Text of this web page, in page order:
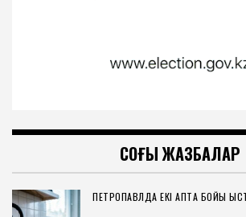
СОҢҒЫ ЖАЗБАЛАР
ПЕТРОПАВЛДА ЕКІ АПТА БОЙЫ